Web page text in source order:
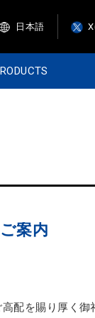
日本語
案内
配を賜り厚く御